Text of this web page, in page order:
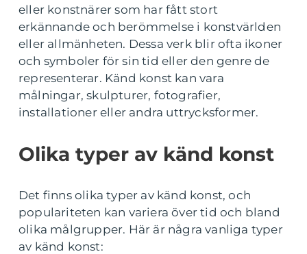
eller konstnärer som har fått stort
erkännande och berömmelse i konstvärlden
eller allmänheten. Dessa verk blir ofta ikoner
och symboler för sin tid eller den genre de
representerar. Känd konst kan vara
målningar, skulpturer, fotografier,
installationer eller andra uttrycksformer.
Olika typer av känd konst
Det finns olika typer av känd konst, och
populariteten kan variera över tid och bland
olika målgrupper. Här är några vanliga typer
av känd konst: